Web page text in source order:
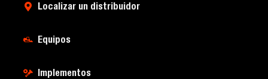
Localizar un distribuidor
Equipos
Implementos